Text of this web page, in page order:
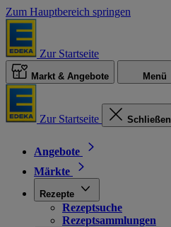
Zum Hauptbereich springen
Zur Startseite
Markt & Angebote Menü
Zur Startseite Schließen
Angebote
Märkte
Rezepte
Rezeptsuche
Rezeptsammlungen